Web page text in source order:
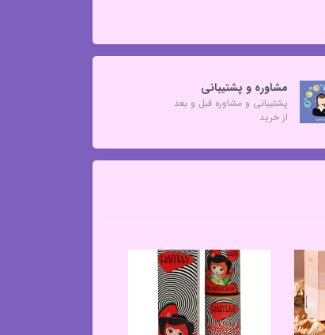
مشاوره و پشتیبانی
پشتیبانی و مشاوره قبل و بعد
از خرید